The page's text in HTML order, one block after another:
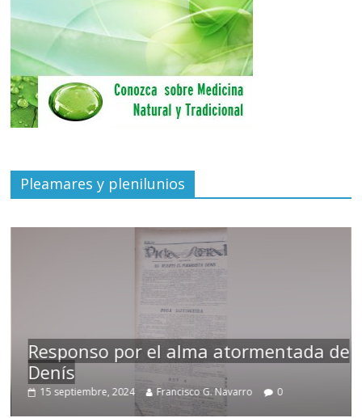
Pleamares y plenilunios
Responso por el alma atormentada de
Denís
15 septiembre, 2024 Francisco G. Navarro 0